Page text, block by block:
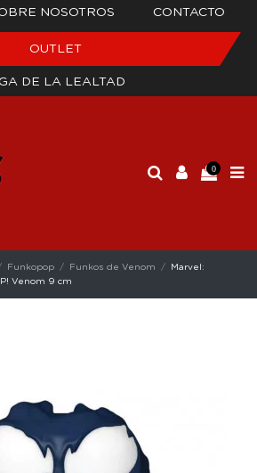
NOSOTROS CONTACTO
OUTLET
DE LA LEALTAD
0
Funkopop Funkos de Venom
Marvel:
Venom 9 cm